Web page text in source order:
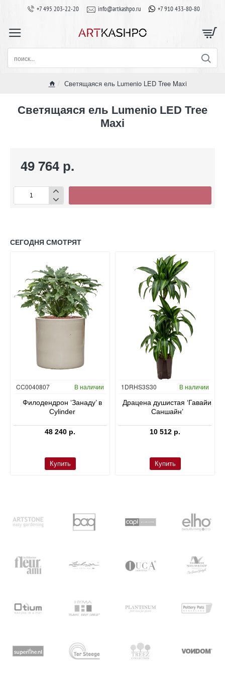
+7 495 203-22-20 info@artkashpo.ru +7 910 433-80-80
поиск...
Светящаяся ель Lumenio LED Tree Maxi
Светящаяся ель Lumenio LED Tree
Maxi
49 764 р.
СЕГОДНЯ СМОТРЯТ
CC0040807 В наличии
Филодендрон ‘Занаду’ в
Cylinder
48 240 р.
Купить
Гидропоника
1DRHS3S30 В наличии
Драцена душистая ‘Гавайи
Саншайн’
10 512 р.
Купить